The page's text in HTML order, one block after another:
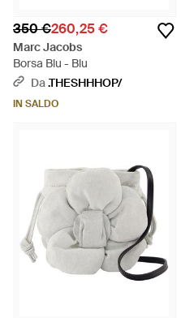
350 €260,25 €
Marc Jacobs
Borsa Blu - Blu
Da.THESHHHOP/
IN SALDO